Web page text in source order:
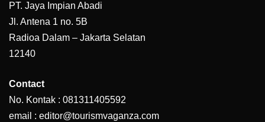
PT. Jaya Impian Abadi
Jl. Antena 1 no. 5B
Radioa Dalam – Jakarta Selatan
12140
Contact
No. Kontak : 081311405592
email : editor@tourismvaganza.com